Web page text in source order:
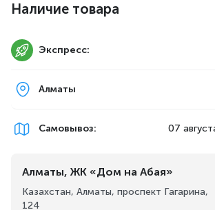
Наличие товара
Экспресс:
Алматы
Самовывоз: 07
Алматы, ЖК «Дом на Абая»
Казахстан, Алматы, проспект Гагарина,
124